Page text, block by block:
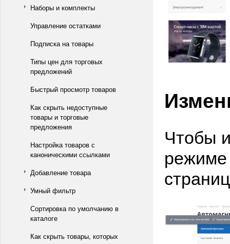
Наборы и комплекты
Управление остатками
Подписка на товары
Типы цен для торговых
предложений
Быстрый просмотр товаров
Как скрыть недоступные
товары и торговые
предложения
Настройка товаров с
каноническими ссылками
Добавление товара
Умный фильтр
Сортировка по умолчанию в
каталоге
Как скрыть товары, которых
Чтобы
режиме